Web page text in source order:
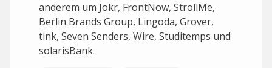
anderem um Jokr, FrontNow, StrollMe,
Berlin Brands Group, Lingoda, Grover,
tink, Seven Senders, Wire, Studitemps und
solarisBank.